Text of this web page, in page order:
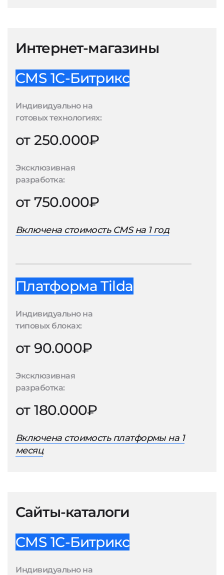
Интернет-магазины
CMS 1С-Битрикс
Индивидуально на
готовых технологиях:
от 250.000₽
Эксклюзивная
разработка:
от 750.000₽
Включена стоимость CMS на 1 год
Платформа Tilda
Индивидуально на
типовых блоках:
от 90.000₽
Эксклюзивная
разработка:
от 180.000₽
Включена стоимость платформы на 1
месяц
Сайты-каталоги
CMS 1С-Битрикс
Индивидуально на